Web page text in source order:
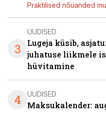
Praktilised nõuanded
3
UUDISED
Lugeja küsib,
juhatuse liikmele
hüvitamine
4 UUDISED
Maksukalender: